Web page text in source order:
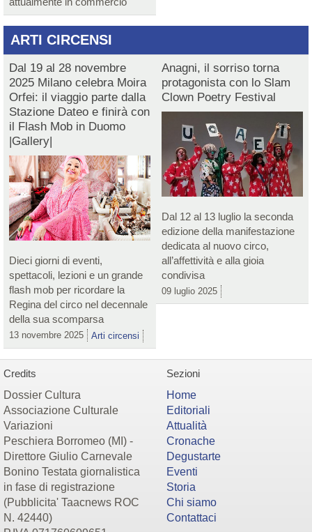
ARTI CIRCENSI
Dal 19 al 28 novembre
2025 Milano celebra Moira
Orfei: il viaggio parte dalla
Stazione Dateo e finirà con
il Flash Mob in Duomo
|Gallery|
Dieci giorni di eventi,
spettacoli, lezioni e un grande
flash mob per ricordare la
Regina del circo nel decennale
della sua scomparsa
13 novembre 2025 Arti circensi
Anagni, il sorriso torna
protagonista con lo Slam
Clown Poetry Festival
Dal 12 al 13 luglio la seconda
edizione della manifestazione
dedicata al nuovo circo,
all’affettività e alla gioia
condivisa
09 luglio 2025
Credits
Dossier Cultura
Associazione Culturale
Variazioni
Peschiera Borromeo (MI) -
Direttore Giulio Carnevale
Bonino Testata giornalistica
in fase di registrazione
(Pubblicita' Taacnews ROC
N. 42440)
Sezioni
Home
Editoriali
Attualità
Cronache
Degustarte
Eventi
Storia
Chi siamo
Contattaci